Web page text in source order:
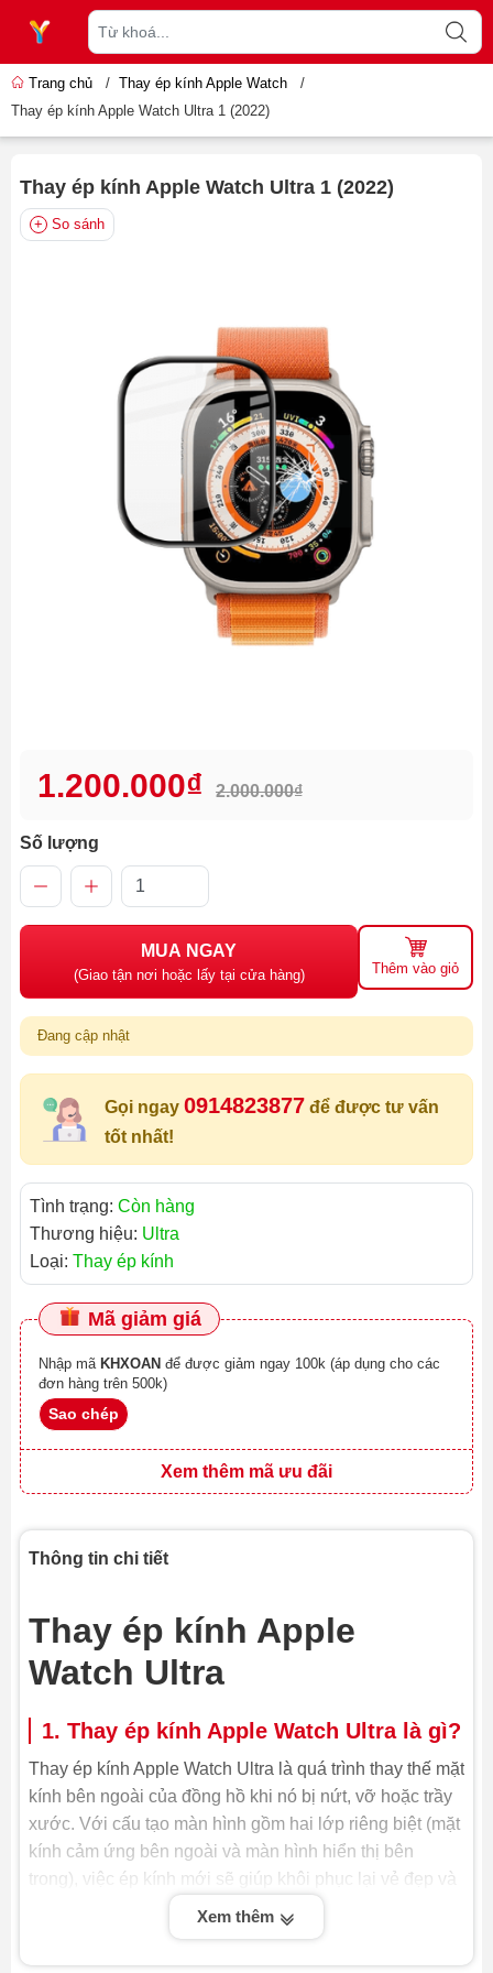
Trang chủ / Thay ép kính Apple Watch
/
Thay ép kính Apple Watch Ultra 1 (2022)
Thay ép kính Apple Watch Ultra 1 (2022)
So sánh
1.200.000₫ 2.000.000₫
Số lượng
MUA NGAY
(Giao tận nơi hoặc lấy tại cửa hàng) Thêm vào giỏ
Đang cập nhật
Gọi ngay 0914823877 để được tư vấn
tốt nhất!
Tình trạng: Còn hàng
Thương hiệu: Ultra
Loại: Thay ép kính
Mã giảm giá
Nhập mã KHXOAN
đơn hàng trên 500k)
Sao chép
Xem thêm mã ưu đãi
Thông tin chi tiết
Thay ép kính Apple
Watch Ultra
1. Thay ép kính Apple Watch Ultra là gì?
Thay ép kính Apple Watch Ultra là quá trình thay thế mặt
kính bên ngoài của đồng hồ khi nó bị nứt, vỡ hoặc trầy
xước. Với cấu tạo màn hình gồm hai lớp riêng biệt (mặt
kính cảm ứng bên ngoài và màn hình hiển thị bên
trong), việc ép kính mới sẽ giúp khôi phục lại vẻ đẹp và
chức năng cảm ứng ban đầu mà không cần thay toàn
bộ màn hình, từ đó tiết kiệm chi phí đáng kể.
Xem thêm